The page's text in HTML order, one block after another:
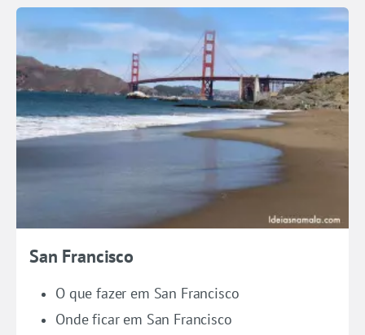
San Francisco
O que fazer em San Francisco
Onde ficar em San Francisco